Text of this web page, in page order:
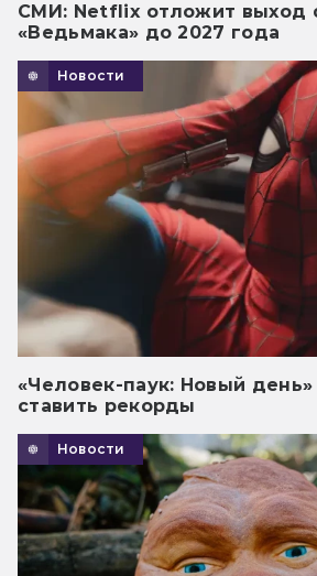
СМИ: Netflix отложит выход
«Ведьмака» до 2027 года
Новости
«Человек-паук: Новый
ставить рекорды
Новости